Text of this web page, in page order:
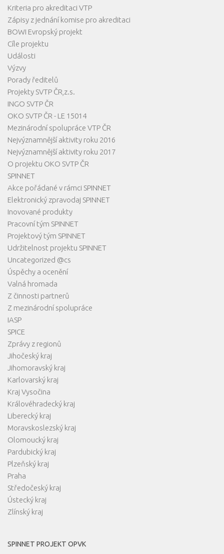
Kriteria pro akreditaci VTP
Zápisy z jednání komise pro akreditaci
BOWI Evropský projekt
Cíle projektu
Události
Výzvy
Porady ředitelů
Projekty SVTP ČR,z.s.
INGO SVTP ČR
OKO SVTP ČR - LE 15014
Mezinárodní spolupráce VTP ČR
Nejvýznamnější aktivity roku 2016
Nejvýznamnější aktivity roku 2017
O projektu OKO SVTP ČR
SPINNET
Akce pořádané v rámci SPINNET
Elektronický zpravodaj SPINNET
Inovované produkty
Pracovní tým SPINNET
Projektový tým SPINNET
Udržitelnost projektu SPINNET
Uncategorized @cs
Úspěchy a ocenění
Valná hromada
Z činnosti partnerů
Z mezinárodní spolupráce
IASP
SPICE
Zprávy z regionů
Jihočeský kraj
Jihomoravský kraj
Karlovarský kraj
Kraj Vysočina
Královéhradecký kraj
Liberecký kraj
Moravskoslezský kraj
Olomoucký kraj
Pardubický kraj
Plzeňský kraj
Praha
Středočeský kraj
Ústecký kraj
Zlínský kraj
SPINNET PROJEKT OPVK